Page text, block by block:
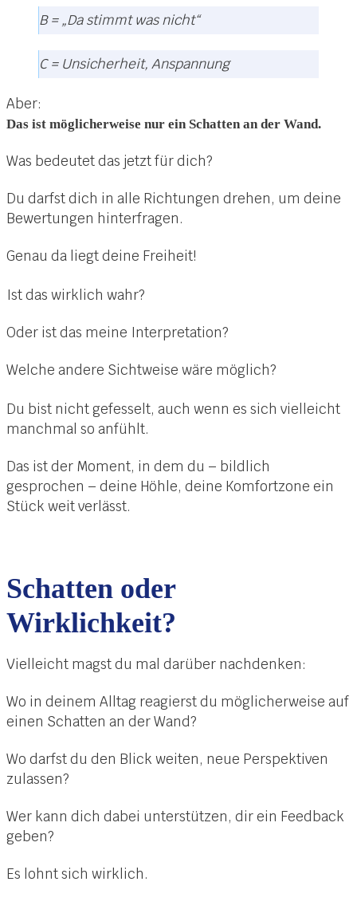
B = „Da stimmt was nicht“
C = Unsicherheit, Anspannung
Aber:
Das ist möglicherweise nur ein Schatten an der Wand.
Was bedeutet das jetzt für dich?
Du darfst dich in alle Richtungen drehen, um deine
Bewertungen hinterfragen.
Genau da liegt deine Freiheit!
Ist das wirklich wahr?
Oder ist das meine Interpretation?
Welche andere Sichtweise wäre möglich?
Du bist nicht gefesselt, auch wenn es sich vielleicht
manchmal so anfühlt.
Das ist der Moment, in dem du – bildlich
gesprochen – deine Höhle, deine Komfortzone ein
Stück weit verlässt.
Schatten oder
Wirklichkeit?
Vielleicht magst du mal darüber nachdenken:
Wo in deinem Alltag reagierst du möglicherweise auf
einen Schatten an der Wand?
Wo darfst du den Blick weiten, neue Perspektiven
zulassen?
Wer kann dich dabei unterstützen, dir ein Feedback
geben?
Es lohnt sich wirklich.